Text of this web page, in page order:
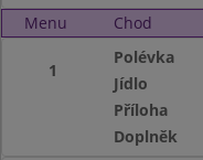
Menu
Chod
1
Polévka
Jídlo
Příloha
Doplněk